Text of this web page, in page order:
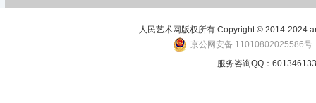
人民艺术网版权所有 Copyright © 2014-
京公网安备 11010802025586号
服务咨询QQ：